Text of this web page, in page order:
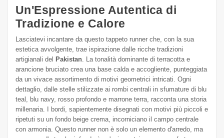
Un'Espressione Autentica di
Tradizione e Calore
Lasciatevi incantare da questo tappeto runner che, con la sua
estetica avvolgente, trae ispirazione dalle ricche tradizioni
artigianali del Pakistan. La tonalità dominante di terracotta e
arancione bruciato crea una base calda e accogliente, punteggiata
da un vivace assortimento di motivi geometrici intricati. Ogni
dettaglio, dalle stelle stilizzate ai rombi centrali in sfumature di blu
teal, blu navy, rosso profondo e marrone terra, racconta una storia
millenaria. I bordi, sapientemente disegnati con motivi più piccoli e
ripetuti su un fondo beige crema, incorniciano il campo centrale
con armonia. Questo runner non è solo un elemento d'arredo, ma